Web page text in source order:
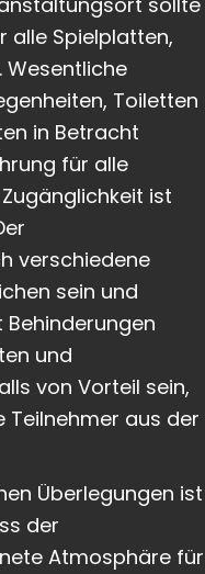
alle Spielplatten,
Wesentliche
Toiletten
in Betracht
für alle
ist
verschiedene
sein und
und
von Vorteil sein,
Teilnehmer aus der
Überlegungen ist
der
Atmosphäre für